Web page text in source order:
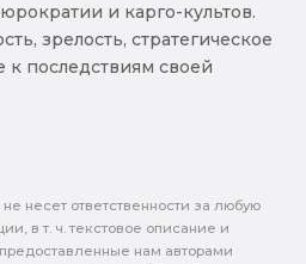
и карго-культов.
зрелость, стратегическое
последствиям своей
несет ответственности за любую
в т. ч. текстовое описание и
нам авторами